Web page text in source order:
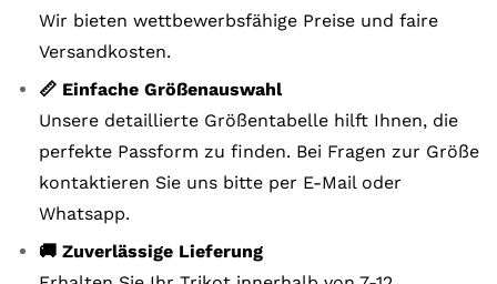
Wir bieten wettbewerbsfähige Preise und faire
Versandkosten.
📏 Einfache Größenauswahl
Unsere detaillierte Größentabelle hilft Ihnen, die
perfekte Passform zu finden. Bei Fragen zur Größe
kontaktieren Sie uns bitte per E-Mail oder
Whatsapp.
🚚 Zuverlässige Lieferung